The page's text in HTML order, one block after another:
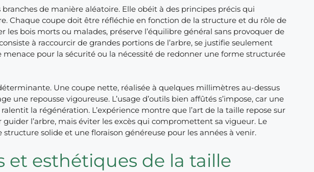
de manière aléatoire. Elle obéit à des principes précis qui
Chaque coupe doit être réfléchie en fonction de la structure et du rôle de
les bois morts ou malades, préserve l’équilibre général sans provoquer de
à raccourcir de grandes portions de l’arbre, se justifie seulement
pour la sécurité ou la nécessité de redonner une forme structurée
Une coupe nette, réalisée à quelques millimètres au-dessus
une repousse vigoureuse. L’usage d’outils bien affûtés s’impose, car une
la régénération. L’expérience montre que l’art de la taille repose sur
l’arbre, mais éviter les excès qui compromettent sa vigueur. Le
solide et une floraison généreuse pour les années à venir.
et esthétiques de la taille